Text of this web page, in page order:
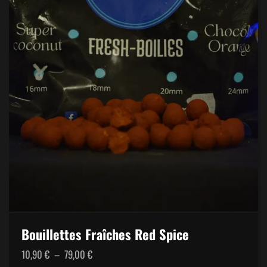
Bouillettes Fraîches Red Spice
10,90€ – 79,00€Plage